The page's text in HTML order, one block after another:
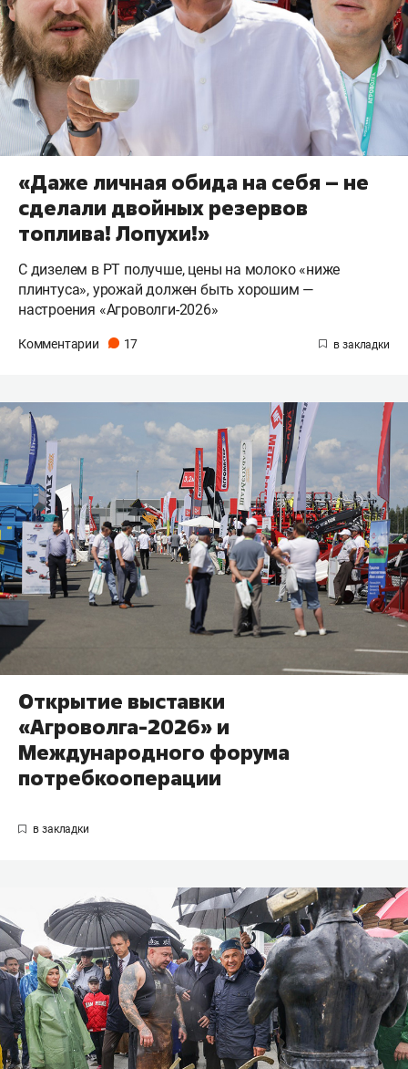
«Даже личная обида на себя – не
сделали двойных резервов
топлива! Лопухи!»
С дизелем в РТ получше, цены на молоко «ниже
плинтуса», урожай должен быть хорошим —
настроения «Агроволги-2026»
Комментарии 17
Открытие выставки
«Агроволга-2026» и
Международного форума
потребкооперации